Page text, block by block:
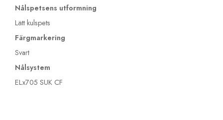
Nålspetsens utformning
Lätt kulspets
Färgmarkering
Svart
Nålsystem
ELx705 SUK CF